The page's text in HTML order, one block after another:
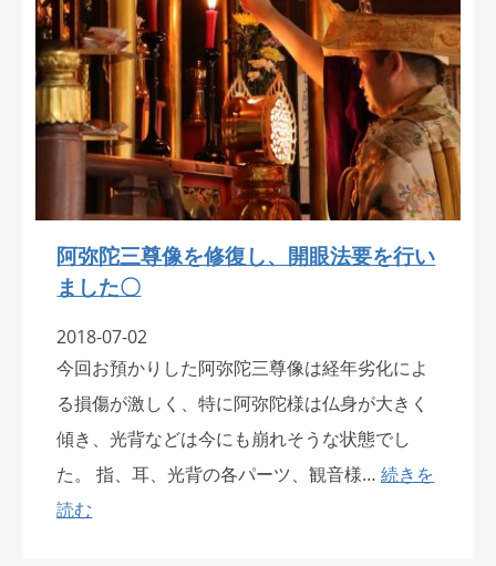
阿弥陀三尊像を修復し、開眼法要を行い
ました〇
2018-07-02
今回お預かりした阿弥陀三尊像は経年劣化によ
る損傷が激しく、特に阿弥陀様は仏身が大きく
傾き、光背などは今にも崩れそうな状態でし
た。 指、耳、光背の各パーツ、観音様…続きを
読む